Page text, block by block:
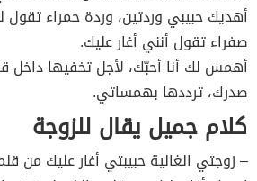
أهديك حبيبي وردتين، وردة حمراء تقول
صفراء تقول أنني أغار عليك.
أهمس لك أنا أحبّك، لأجل تخفيها داخل
صدرك، ترددها بهمساتي.
كلام جميل يقال للزوجة
– زوجتي الغالية حبيبتي أغار عليك من